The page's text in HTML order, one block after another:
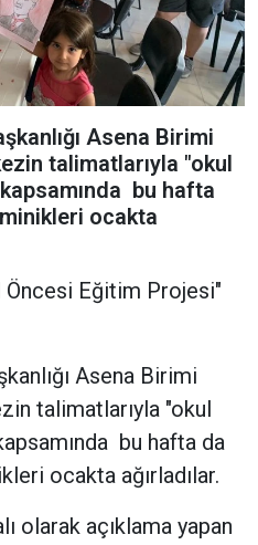
Asena Birimi
talimatlarıyla "okul
bu hafta
ocakta
Öncesi Eğitim Projesi"
Asena Birimi
talimatlarıyla "okul
bu hafta da
ocakta ağırladılar.
olarak açıklama yapan